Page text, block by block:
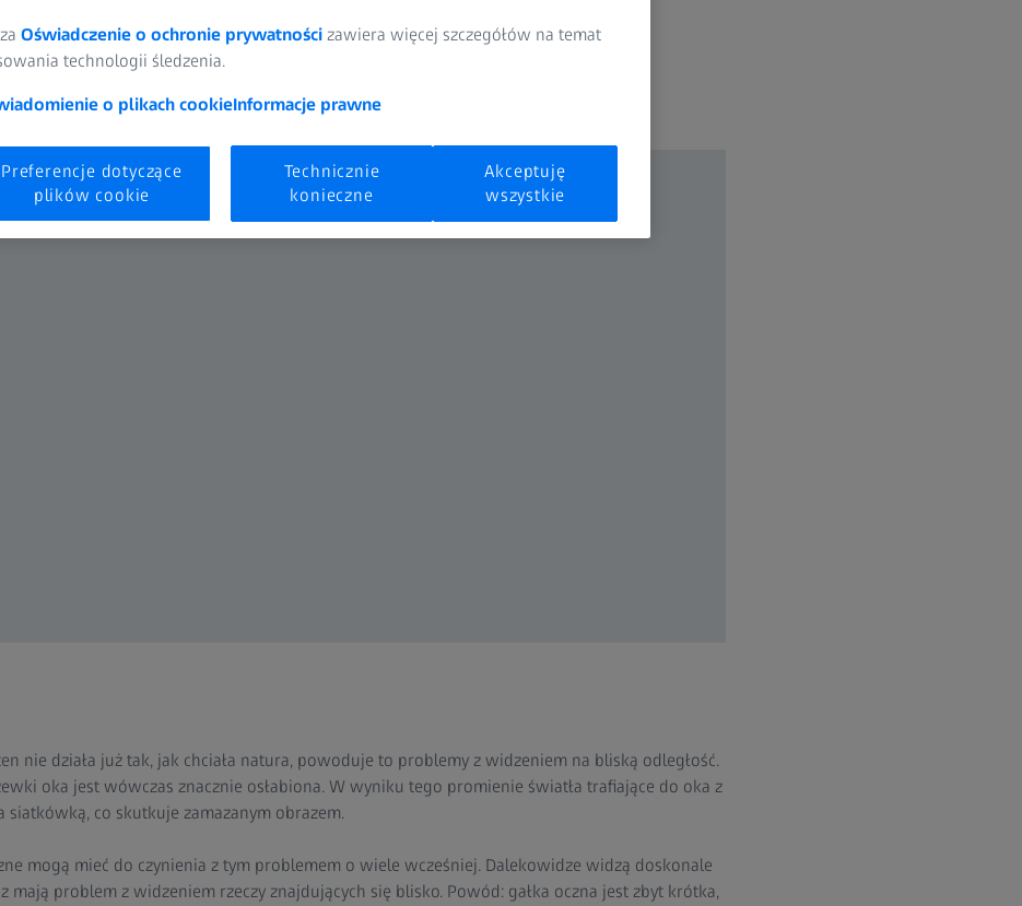
nie działa już tak, jak chciała natura, powoduje to problemy z widzeniem na bliską odległość.
oka jest wówczas znacznie osłabiona. W wyniku tego promienie światła trafiające do oka z
siatkówką, co skutkuje zamazanym obrazem.
mogą mieć do czynienia z tym problemem o wiele wcześniej. Dalekowidze widzą doskonale
mają problem z widzeniem rzeczy znajdujących się blisko. Powód: gałka oczna jest zbyt krótka,
Oświadczenie o ochronie prywatności zawiera więcej szczegółów na temat
technologii śledzenia.
o plikach cookieInformacje prawne
Preferencje dotyczące
plików cookie
Technicznie
konieczne
Akceptuję
wszystkie